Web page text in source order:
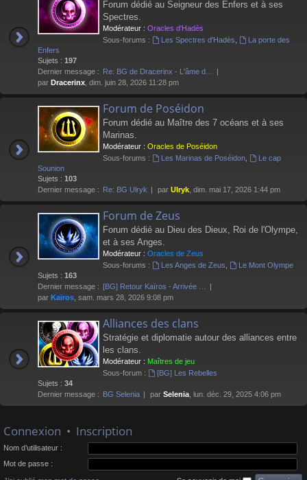
Forum dédié au Seigneur des Enfers et à ses
Spectres.
Modérateur : Oracles d'Hadès
Sous-forums :
Les Spectres d'Hadès
La porte des
Enfers
Sujets : 197
Dernier message : Re: BG de Dracerinx - L'âme d…
par Dracerinx , dim. juin 28, 2026 11:28 pm
Forum de Poséidon
Forum dédié au Maître des 7 océans et à ses
Marinas.
Modérateur : Oracles de Poséidon
Sous-forums :
Les Marinas de Poséidon,
Le cap
Sounion
Sujets : 103
Dernier message : Re: BG Ulryk par Ulryk , dim. mai 17, 2026 1:44 pm
Forum de Zeus
Forum dédié au Dieu des Dieux, Roi de l'Olympe,
et à ses Anges.
Modérateur : Oracles de Zeus
Sous-forums :
Les Anges de Zeus
Le Mont Olympe
Sujets : 163
Dernier message : [BG] Retour Kaïros - Arrivée …
par Kaïros , sam. mars 28, 2026 9:08 pm
Alliances des clans
Stratégie et diplomatie autour des alliances entre
les clans.
Modérateur : Maîtres de jeu
Sous-forum :
[BG] Les Rebelles
Sujets : 34
Dernier message : BG Selenia par Selenia , lun. déc. 29, 2025 4:06 pm
Connexion • Inscription
Nom d’utilisateur :
Mot de passe :